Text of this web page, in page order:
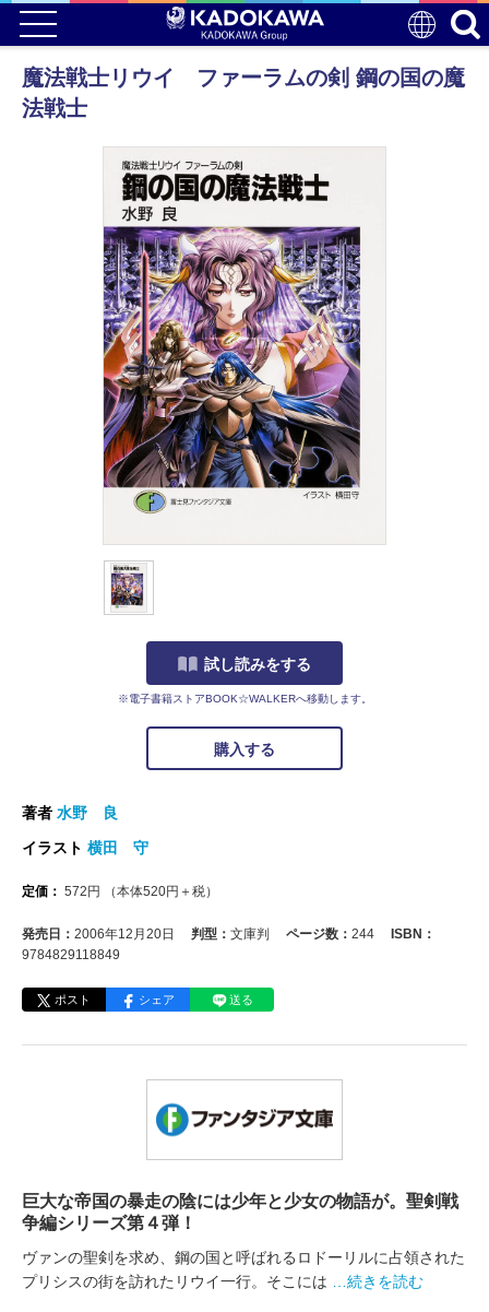
魔法戦士リウイ ファーラムの剣 鋼の国の魔
法戦士
試し読みをする
※電子書籍ストアBOOK☆WALKERへ移動します。
購入する
著者 水野 良
イラスト 横田 守
定価： 572 円 （本体520円＋税）
発売日： 2006年12月20日 判型： 文庫判 ページ数： 244
ISBN：
9784829118849
ポスト シェア 送る
巨大な帝国の暴走の陰には少年と少女の物語が。聖剣戦
争編シリーズ第４弾！
ヴァンの聖剣を求め、鋼の国と呼ばれるロドーリルに占領された
プリシスの街を訪れたリウイ一行。そこには
…続きを読む